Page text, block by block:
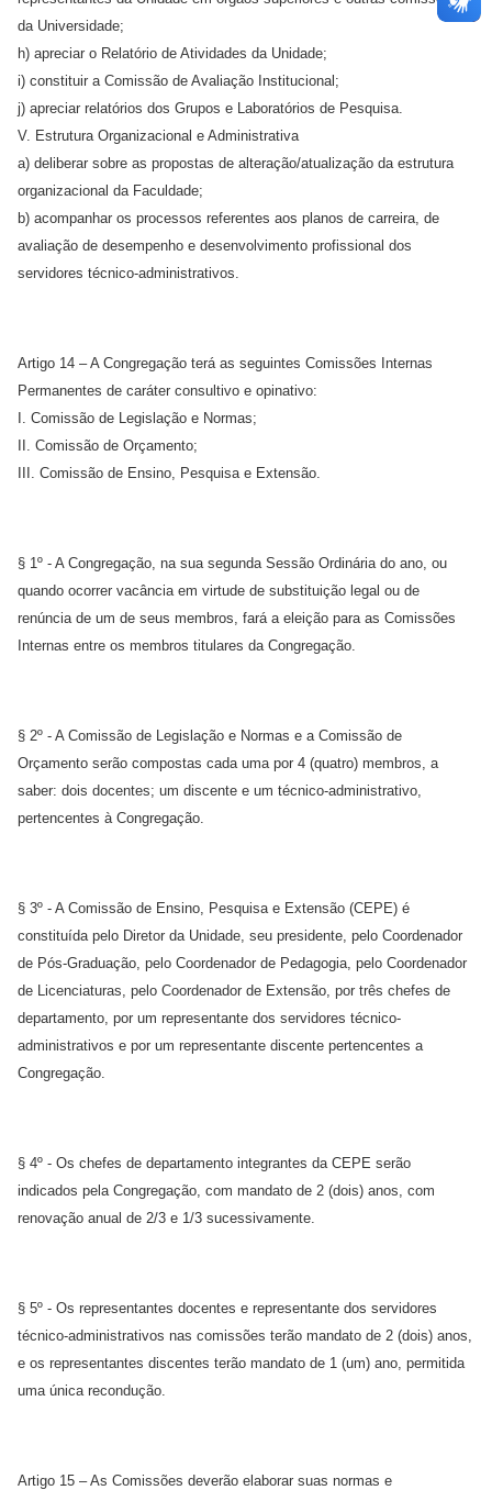
da Universidade;
h) apreciar o Relatório de Atividades da Unidade;
i) constituir a Comissão de Avaliação Institucional;
j) apreciar relatórios dos Grupos e Laboratórios de Pesquisa.
V. Estrutura Organizacional e Administrativa
a) deliberar sobre as propostas de alteração/atualização da estrutura
organizacional da Faculdade;
b) acompanhar os processos referentes aos planos de carreira, de
avaliação de desempenho e desenvolvimento profissional dos
servidores técnico-administrativos.
Artigo 14 – A Congregação terá as seguintes Comissões Internas
Permanentes de caráter consultivo e opinativo:
I. Comissão de Legislação e Normas;
II. Comissão de Orçamento;
III. Comissão de Ensino, Pesquisa e Extensão.
§ 1º - A Congregação, na sua segunda Sessão Ordinária do ano, ou
quando ocorrer vacância em virtude de substituição legal ou de
renúncia de um de seus membros, fará a eleição para as Comissões
Internas entre os membros titulares da Congregação.
§ 2º - A Comissão de Legislação e Normas e a Comissão de
Orçamento serão compostas cada uma por 4 (quatro) membros, a
saber: dois docentes; um discente e um técnico-administrativo,
pertencentes à Congregação.
§ 3º - A Comissão de Ensino, Pesquisa e Extensão (CEPE) é
constituída pelo Diretor da Unidade, seu presidente, pelo Coordenador
de Pós-Graduação, pelo Coordenador de Pedagogia, pelo Coordenador
de Licenciaturas, pelo Coordenador de Extensão, por três chefes de
departamento, por um representante dos servidores técnico-
administrativos e por um representante discente pertencentes a
Congregação.
§ 4º - Os chefes de departamento integrantes da CEPE serão
indicados pela Congregação, com mandato de 2 (dois) anos, com
renovação anual de 2/3 e 1/3 sucessivamente.
§ 5º - Os representantes docentes e representante dos servidores
técnico-administrativos nas comissões terão mandato de 2 (dois) anos,
e os representantes discentes terão mandato de 1 (um) ano, permitida
uma única recondução.
Artigo 15 – As Comissões deverão elaborar suas normas e